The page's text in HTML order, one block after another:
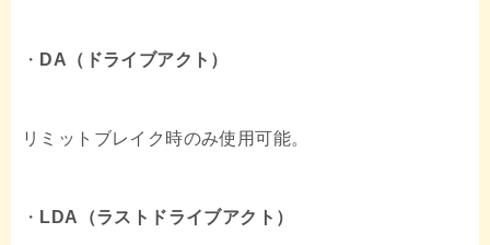
・ DA（ドライブアクト）
リミットブレイク時のみ使用可能。
・ LDA（ラストドライブアクト）